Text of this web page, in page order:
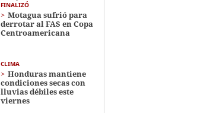
FINALIZÓ
Motagua sufrió para
derrotar al FAS en Copa
Centroamericana
CLIMA
Honduras mantiene
condiciones secas con
lluvias débiles este
viernes